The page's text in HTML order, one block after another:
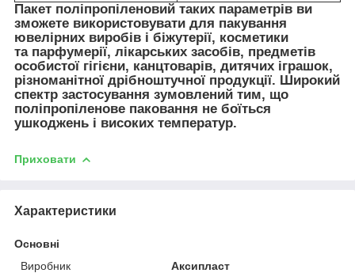
Пакет поліпропіленовий таких параметрів ви
зможете використовувати для пакування
ювелірних виробів і біжутерії, косметики
та парфумерії, лікарських засобів, предметів
особистої гігієни, канцтоварів, дитячих іграшок,
різноманітної дрібноштучної продукції. Широкий
спектр застосування зумовлений тим, що
поліпропіленове паковання не боїться
ушкоджень і високих температур.
Приховати
Характеристики
Основні
Виробник
Аксипласт